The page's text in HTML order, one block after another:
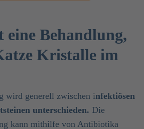
eine Behandlung,
Kristalle im
wird generell zwischen infektiösen
unterschieden. Die
kann mithilfe von Antibiotika